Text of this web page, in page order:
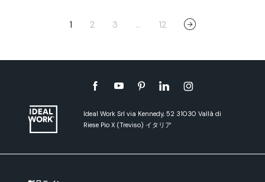
1 2 3 … 12
Ideal Work Srl via Kennedy, 52 31030 Vallà di
Riese Pio X (Treviso) イタリア